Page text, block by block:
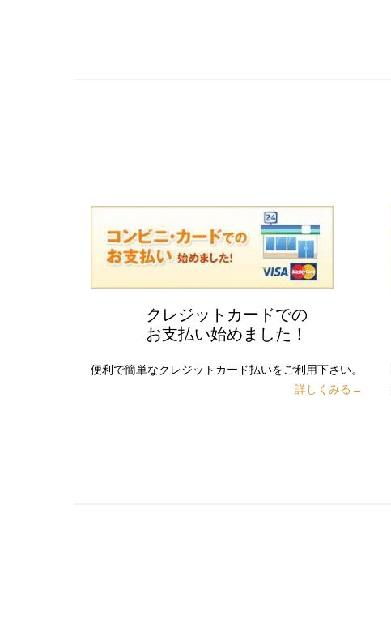
クレジットカードでの
お支払い始めました！
便利で簡単なクレジットカード払いをご利用下さい。
詳しくみる→